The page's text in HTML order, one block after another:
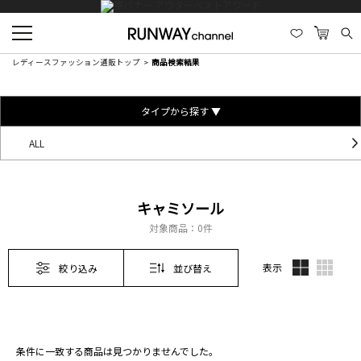
レディースファッション通販トップ 商品検索結果
タイプから探す ▼
ALL
キャミソール
対象商品： 0件
絞り込み 並び替え 表示
条件に一致する商品は見つかりませんでした。